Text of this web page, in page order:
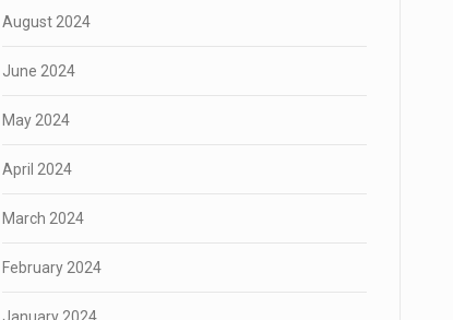
August 2024
June 2024
May 2024
April 2024
March 2024
February 2024